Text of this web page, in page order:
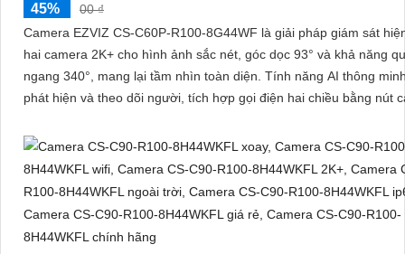
45%
00 ₫
Camera EZVIZ CS-C60P-R100-8G44WF là giải pháp giám sát
hai camera 2K+ cho hình ảnh sắc nét, góc dọc 93° và khả năng
ngang 340°, mang lại tầm nhìn toàn diện. Tính năng AI thông minh giúp
phát hiện và theo dõi người, tích hợp gọi điện hai chiều bằng nút